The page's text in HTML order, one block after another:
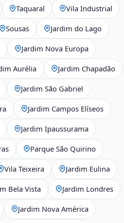
Taquaral Vila Industrial
Sousas Jardim do Lago
Jardim Nova Europa
Aurélia Jardim Chapadão
Jardim São Gabriel
Jardim Campos Elíseos
Jardim Ipaussurama
Parque São Quirino
Vila Teixeira Jardim Eulina
Bela Vista Jardim Londres
Jardim Nova América